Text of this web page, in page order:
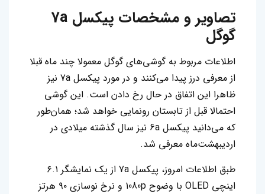
تصاویر و مشخصات پیکسل 7a
گوگل
اطلاعات مربوط به گوشی‌های گوگل معمولا چند ماه قبلا
از معرفی درز پیدا می‌کنند و در مورد پیکسل 7a نیز
ظاهرا این اتفاق در حال رخ دادن است. این گوشی
احتمالا قبل از تابستان رونمایی خواهد شد؛ همان‌طور
که می‌دانید پیکسل 6a نیز سال گذشته میلادی در
اردیبهشت‌ماه معرفی شد.
طبق اطلاعات امروز، پیکسل 7a از یک نمایشگر ۶.۱
اینچی OLED با وضوح 1080p و نرخ نوسازی ۹۰ هرتز